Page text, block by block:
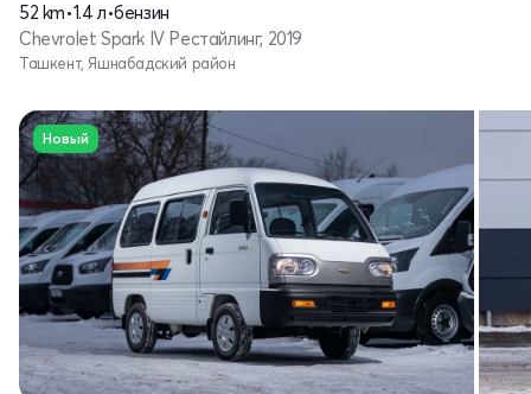
52 km•1.4 л•бензин
Chevrolet Spark IV Рестайлинг, 2019
Ташкент, Яшнабадский район
Новый